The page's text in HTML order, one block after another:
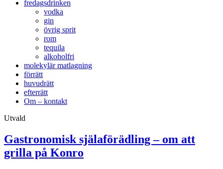
fredagsdrinken
vodka
gin
övrig sprit
rom
tequila
alkoholfri
molekylär matlagning
förrätt
huvudrätt
efterrätt
Om – kontakt
Utvald
Gastronomisk själaförädling – om att
grilla på Konro